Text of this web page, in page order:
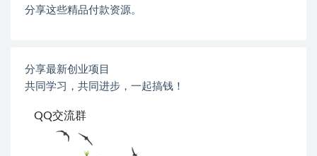
分享这些精品付款资源。
分享最新创业项目
共同学习，共同进步，一起搞钱！
QQ交流群